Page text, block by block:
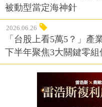
被動型當定海神針
2026.06.26
「台股上看5萬5？」產
下半年聚焦3大關鍵零組